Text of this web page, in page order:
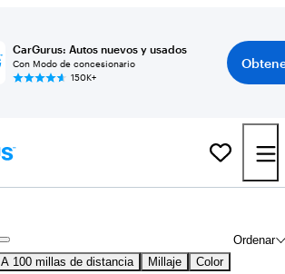
CarGurus: Autos nuevos y usados
Con Modo de concesionario
150K+
Ordenar
A 100 millas de distancia Millaje Color